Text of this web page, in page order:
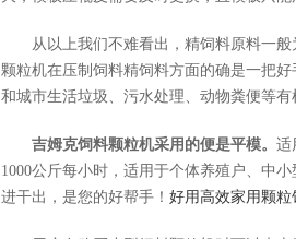
从以上我们不难看出，精饲料原料一
颗粒机在压制饲料精饲料方面的确是一把
和城市生活垃圾、污水处理、动物粪便等有
吉姆克饲料颗粒机采用的便是平模。 适
1000公斤每小时，适用于个体养殖户、中
进干出，是您的好帮手！ 好用高效家用颗